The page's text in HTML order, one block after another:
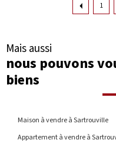
1
Mais aussi
nous pouvons
biens
Maison à vendre à Sartrouville
Appartement à vendre à